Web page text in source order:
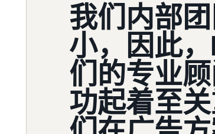
我们内部
小，因此
们的专业
功起着至